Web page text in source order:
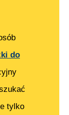
do
tylko